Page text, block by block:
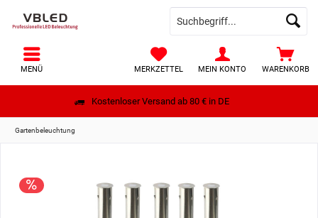
Kostenloser Versand ab 80 € in DE
WARENKORB
MERKZETTEL MEIN KONTO
MENÜ
Gartenbeleuchtung